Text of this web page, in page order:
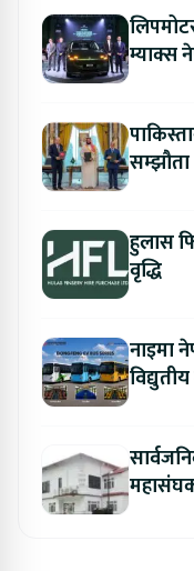
म्याक्स
सम्झौता
हुलास
वृद्धि
नाइमा